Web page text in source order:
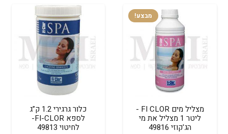
מבצע!
מצליל מים FI CLOR -
ליטר 1 מצליל את מי
הג'קוזי 49816
כלור גרגירי 1.2 ק”ג
לספא FI-CLOR-
לחיטוי 49813